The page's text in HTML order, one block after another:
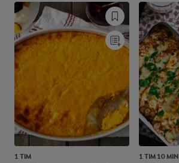
1 TIM 1 TIM 10 MIN